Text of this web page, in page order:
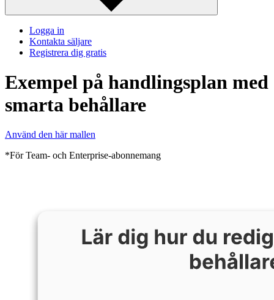
Logga in
Kontakta säljare
Registrera dig gratis
Exempel på handlingsplan med
smarta behållare
Använd den här mallen
*För Team- och Enterprise-abonnemang